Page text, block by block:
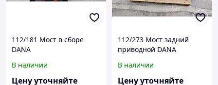
112/181 Мост в сборе
DANA
В наличии
Цену уточняйте
112/273 Мост задний
приводной DANA
В наличии
Цену уточняйте